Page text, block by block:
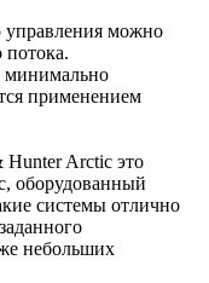
управления можно
потока.
минимально
применением
Arctic это
оборудованный
системы отлично
небольших